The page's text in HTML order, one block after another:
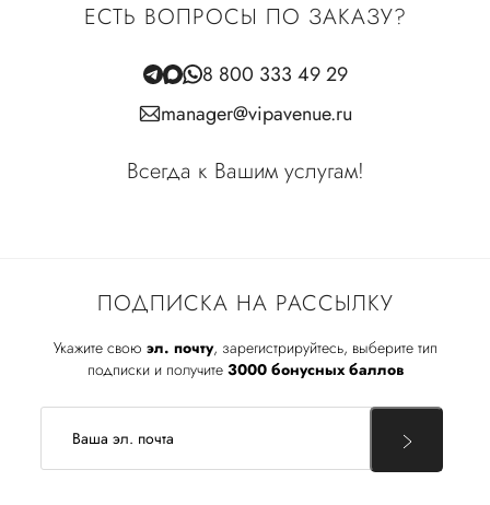
ПОДПИСКА НА РАССЫЛКУ
Укажите свою эл. почту, зарегистрируйтесь, выберите тип
подписки и получите 3000 бонусных баллов
ЕСТЬ ВОПРОСЫ ПО ЗАКАЗУ?
8 800 333 49 29
manager@vipavenue.ru
Всегда к Вашим услугам!